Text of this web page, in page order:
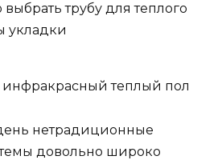
трубу для теплого
укладки
инфракрасный теплый пол
нетрадиционные
довольно широко